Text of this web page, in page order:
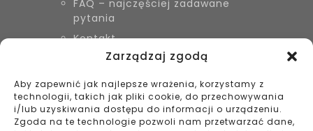
Zarządzaj zgodą
Aby zapewnić jak najlepsze wrażenia, korzystamy z
technologii, takich jak pliki cookie, do przechowywania
i/lub uzyskiwania dostępu do informacji o urządzeniu.
Zgoda na te technologie pozwoli nam przetwarzać dane,
FAQ – najczęściej zadawane
pytania
Kontakt
KONTAKT
Biżuteria Szyszka Sieradz,
Zduńska Wola, Łask